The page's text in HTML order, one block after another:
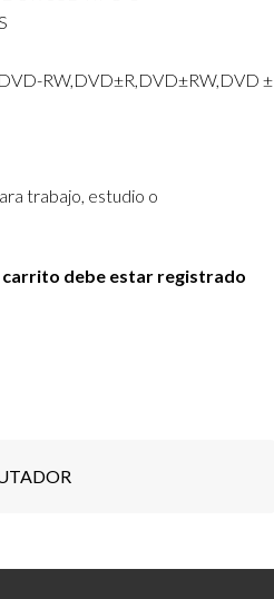
RW,DVD±R,DVD±RW,DVD ±
trabajo, estudio o
carrito debe estar registrado